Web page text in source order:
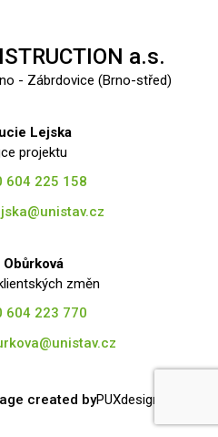
a.s.
- Zábrdovice (Brno-střed)
Lejska
projektu
604 225 158
Obůrková
změn
604 223 770
created byPUXdesign